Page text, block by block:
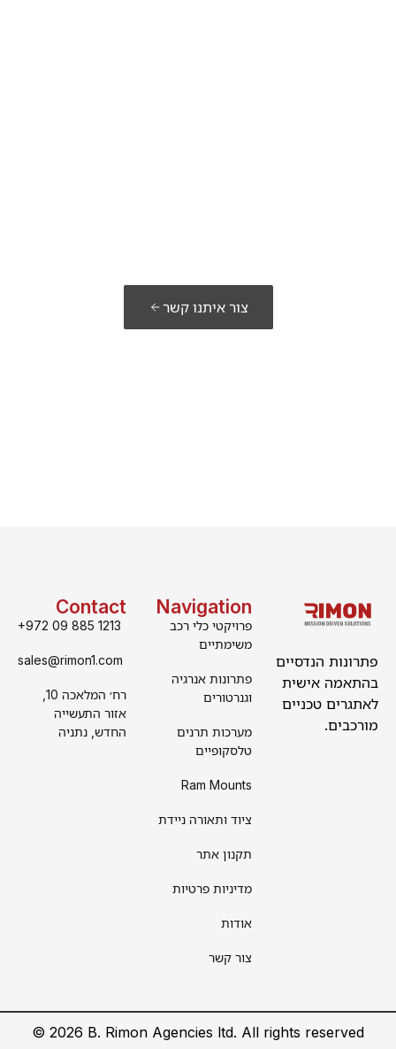
צור איתנו קשר
Contact
+972 09 885 1213
sales@rimon1.com
אזור התעשייה
החדש, נתניה
Navigation
פרויקטי כלי רכב
משימתיים
פתרונות אנרגיה
וגנרטורים
מערכות תרנים
טלסקופיים
Ram Mounts
ציוד ותאורה ניידת
תקנון אתר
מדיניות פרטיות
אודות
צור קשר
פתרונות הנדסיים
בהתאמה אישית
לאתגרים טכניים
מורכבים.
© 2026 B. Rimon Agencies ltd. All rights reserved